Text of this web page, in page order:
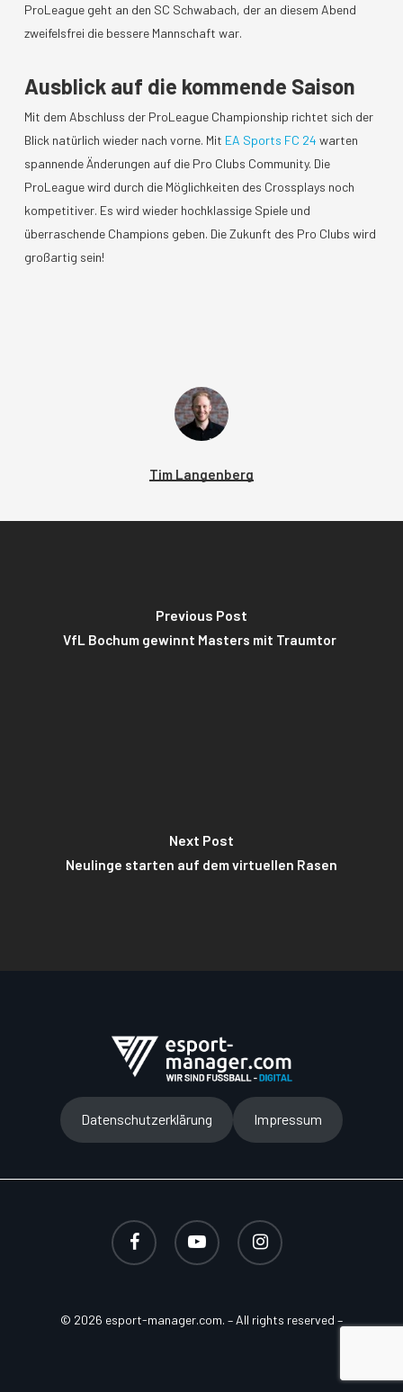
ProLeague geht an den SC Schwabach, der an diesem Abend
zweifelsfrei die bessere Mannschaft war.
Ausblick auf die kommende Saison
Mit dem Abschluss der ProLeague Championship richtet sich der
Blick natürlich wieder nach vorne. Mit EA Sports FC 24 warten
spannende Änderungen auf die Pro Clubs Community. Die
ProLeague wird durch die Möglichkeiten des Crossplays noch
kompetitiver. Es wird wieder hochklassige Spiele und
überraschende Champions geben. Die Zukunft des Pro Clubs wird
großartig sein!
Tim Langenberg
Previous Post
VfL Bochum gewinnt Masters mit Traumtor
Next Post
Neulinge starten auf dem virtuellen Rasen
Datenschutzerklärung Impressum
facebook youtube instagram
© 2026 esport-manager.com. – All rights reserved –